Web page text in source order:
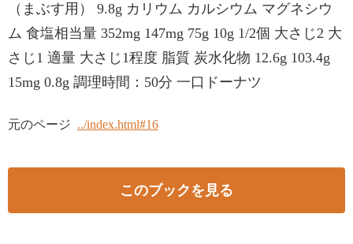
（まぶす用） 9.8g カリウム カルシウム マグネシウ
ム 食塩相当量 352mg 147mg 75g 10g 1/2個 大さじ2 大
さじ1 適量 大さじ1程度 脂質 炭水化物 12.6g 103.4g
15mg 0.8g 調理時間：50分 一口ドーナツ
元のページ ../index.html#16
このブックを見る